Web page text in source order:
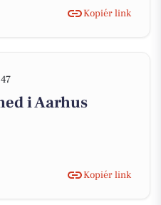
Kopiér link
i Aarhus
Kopiér link